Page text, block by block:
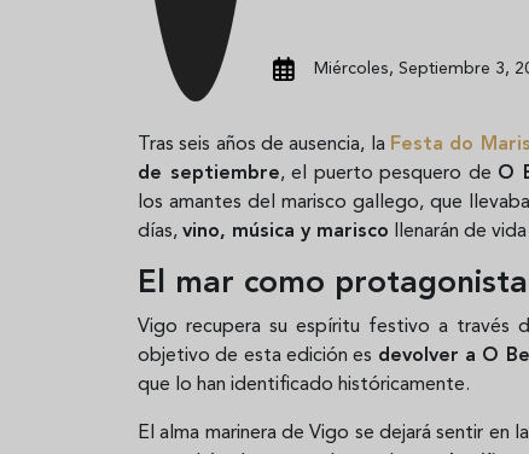
Miércoles, Septiembre 3,
Tras seis años de ausencia, la Festa do
de septiembre, el puerto pesquero de O
los amantes del marisco gallego, que
días, vino, música y marisco llenarán de
El mar como
Vigo recupera su espíritu festivo a través
objetivo de esta edición es devolver a O
que lo han identificado históricamente.
El alma marinera de Vigo se dejará sentir en la